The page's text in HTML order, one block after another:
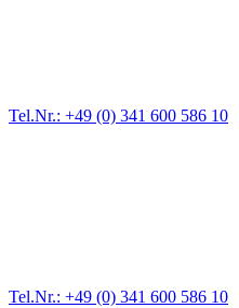
Tel.Nr.: +49 (0) 341 600 586 10
Tel.Nr.: +49 (0) 341 600 586 10